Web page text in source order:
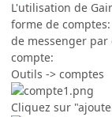
L'utilisation de
forme de
de messenger
compte:
Outils -> comptes
Cliquez sur